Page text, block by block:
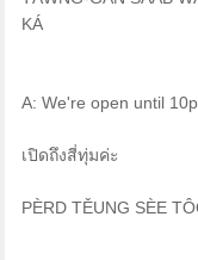
KÁ
A: We're open until
เปิดถึงสี่ทุ่มค่ะ
PÈRD TĚUNG SÈE